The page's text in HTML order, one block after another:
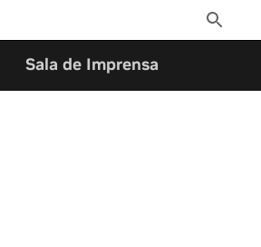
Toggle
Search
Sala de Imprensa